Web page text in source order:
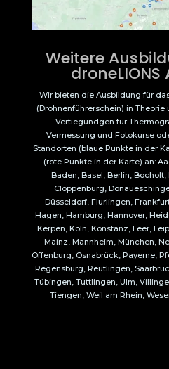
Weitere
Wir bieten die Ausbildung für
(Drohnenführerschein) in
Vertiegundgen für
Vermessung und Fotokurse
Standorten (blaue Punkte in der
(rote Punkte in der Karte) an:
Baden, Basel, Berlin,
Cloppenburg,
Düsseldorf, Flurlingen,
Hagen, Hamburg, Hannover,
Kerpen, Köln, Konstanz, Leer,
Mainz, Mannheim, München,
Offenburg, Osnabrück, Payerne,
Regensburg, Reutlingen,
Tübingen, Tuttlingen, Ulm,
Tiengen, Weil am Rhein,